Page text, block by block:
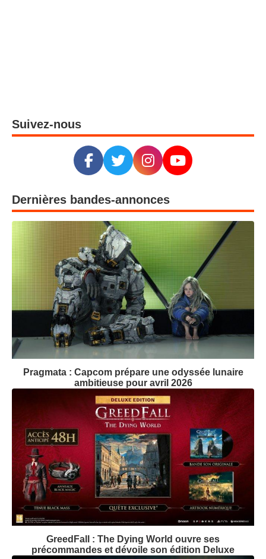
Suivez-nous
Dernières bandes-annonces
Pragmata : Capcom prépare une odyssée lunaire
ambitieuse pour avril 2026
GreedFall : The Dying World ouvre ses
précommandes et dévoile son édition Deluxe